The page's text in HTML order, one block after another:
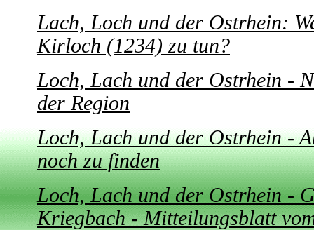
Lach, Loch und der Ostrhein:
Kirloch (1234) zu tun?
Loch, Lach und der Ostrhein -
der Region
Loch, Lach und der Ostrhein -
noch zu finden
Loch, Lach und der Ostrhein -
Kriegbach - Mitteilungsblatt